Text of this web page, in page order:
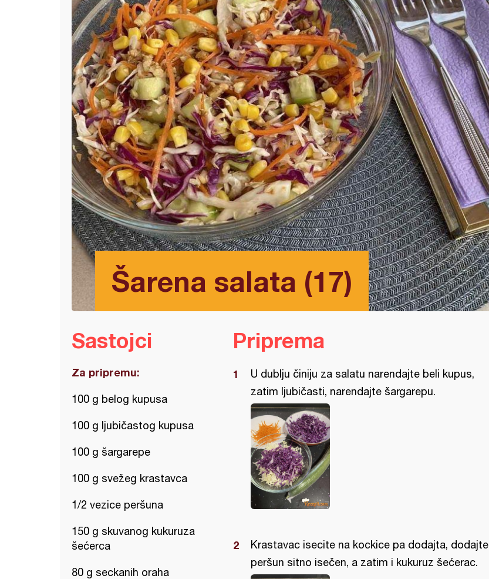
Šarena salata (17)
Sastojci
Za pripremu:
100 g belog kupusa
100 g ljubičastog kupusa
100 g šargarepe
100 g svežeg krastavca
1/2 vezice peršuna
150 g skuvanog kukuruza
šećerca
80 g seckanih oraha
Priprema
U dublju činiju za salatu narendajte beli kupus,
zatim ljubičasti, narendajte šargarepu.
Krastavac isecite na kockice pa dodajta, dodajte
peršun sitno isečen, a zatim i kukuruz šećerac.